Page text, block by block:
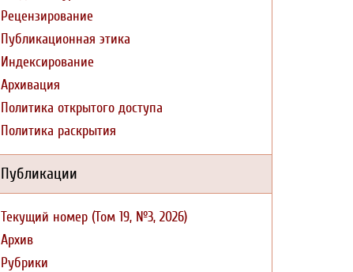
Рецензирование
Публикационная этика
Индексирование
Архивация
Политика открытого доступа
Политика раскрытия
Публикации
Текущий номер (Том 19, №3, 2026)
Архив
Рубрики